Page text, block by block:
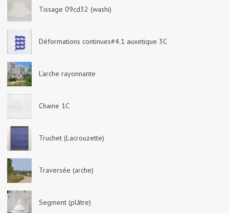
Tissage 09cd32 (washi)
Déformations continues#4.1 auxetique 3C
L'arche rayonnante
Chaine 1C
Truchet (Lacrouzette)
Traversée (arche)
Segment (plâtre)